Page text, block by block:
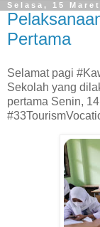
Selasa, 15 Maret
Pertama
Selamat pagi
Sekolah yang
pertama Senin,